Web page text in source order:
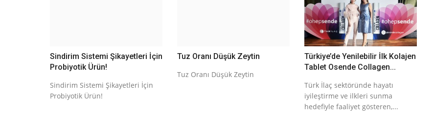
Sindirim Sistemi Şikayetleri İçin
Probiyotik Ürün!
Sindirim Sistemi Şikayetleri İçin
Probiyotik Ürün!
Tuz Oranı Düşük Zeytin
Tuz Oranı Düşük Zeytin
Türkiye’de Yenilebilir İlk Kolajen
Tablet Osende Collagen...
Türk İlaç sektöründe hayatı
iyileştirme ve ilkleri sunma
hedefiyle faaliyet gösteren,...